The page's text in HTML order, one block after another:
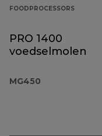
FOODPROCESSORS
PRO 1400
voedselmolen
MG450